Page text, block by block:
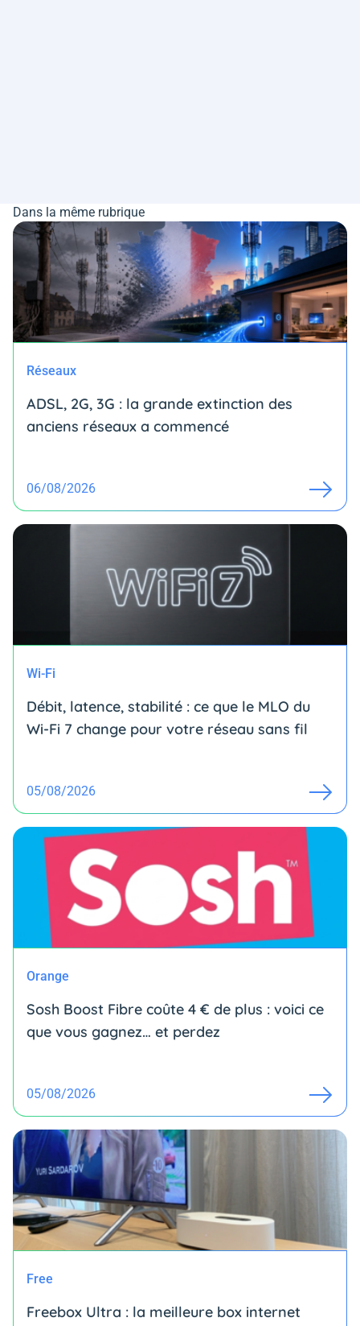
Dans la même rubrique
Réseaux
ADSL, 2G, 3G : la grande extinction des
anciens réseaux a commencé
06/08/2026
Wi-Fi
Débit, latence, stabilité : ce que le MLO du
Wi-Fi 7 change pour votre réseau sans fil
05/08/2026
Orange
Sosh Boost Fibre coûte 4 € de plus : voici ce
que vous gagnez… et perdez
05/08/2026
Free
Freebox Ultra : la meilleure box internet